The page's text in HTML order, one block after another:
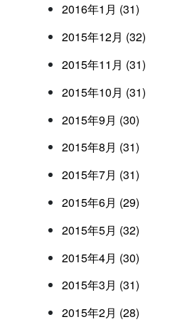
2016年1月 (31)
2015年12月 (32)
2015年11月 (31)
2015年10月 (31)
2015年9月 (30)
2015年8月 (31)
2015年7月 (31)
2015年6月 (29)
2015年5月 (32)
2015年4月 (30)
2015年3月 (31)
2015年2月 (28)